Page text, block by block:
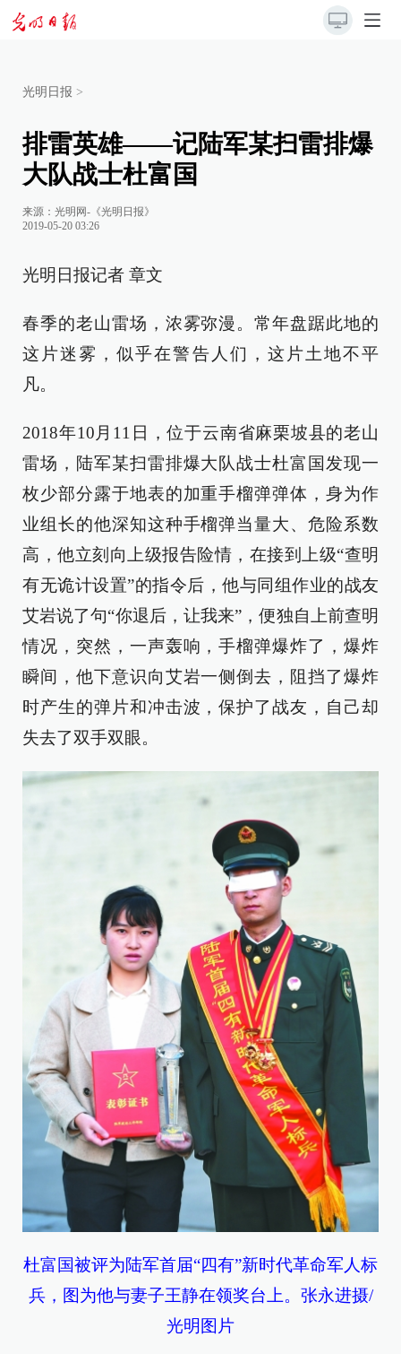
光明日报 >
排雷英雄——记陆军某扫雷排爆
大队战士杜富国
来源： 光明网-《光明日报》
2019-05-20 03:26
光明日报记者 章文
春季的老山雷场，浓雾弥漫。常年盘踞此地的
这片迷雾，似乎在警告人们，这片土地不平
凡。
2018年10月11日，位于云南省麻栗坡县的老山
雷场，陆军某扫雷排爆大队战士杜富国发现一
枚少部分露于地表的加重手榴弹弹体，身为作
业组长的他深知这种手榴弹当量大、危险系数
高，他立刻向上级报告险情，在接到上级“查明
有无诡计设置”的指令后，他与同组作业的战友
艾岩说了句“你退后，让我来”，便独自上前查明
情况，突然，一声轰响，手榴弹爆炸了，爆炸
瞬间，他下意识向艾岩一侧倒去，阻挡了爆炸
时产生的弹片和冲击波，保护了战友，自己却
失去了双手双眼。
杜富国被评为陆军首届“四有”新时代革命军人标
兵，图为他与妻子王静在领奖台上。张永进摄/
光明图片